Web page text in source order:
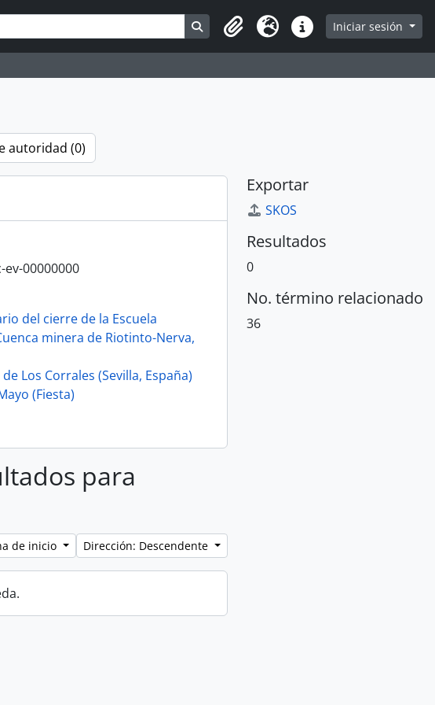
Search in browse page
Portapapeles
Idioma Enlaces rápidos
Iniciar sesión
autoridad (0)
00000000
del cierre de la Escuela
minera de Riotinto-Nerva,
Los Corrales (Sevilla, España)
(Fiesta)
para
de inicio Dirección: Descendente
Exportar
SKOS
Resultados
0
No. término relacionado
36